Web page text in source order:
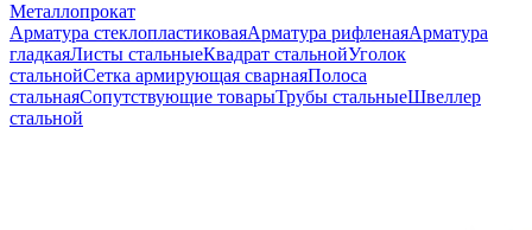
Металлопрокат
Арматура стеклопластиковаяАрматура рифленаяАрматура
гладкаяЛисты стальныеКвадрат стальнойУголок
стальнойСетка армирующая сварнаяПолоса
стальнаяСопутствующие товарыТрубы стальныеШвеллер
стальной